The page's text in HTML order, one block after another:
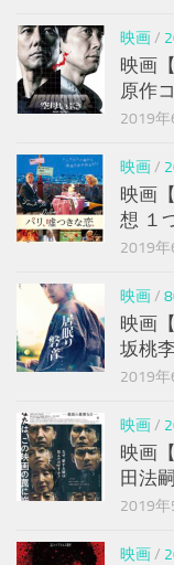
映画/
映画
原作
2019年
映画/
映画
想 １
2019年
映画/
映画
坂桃
2019年
映画/
映画
田法
2019年
映画/